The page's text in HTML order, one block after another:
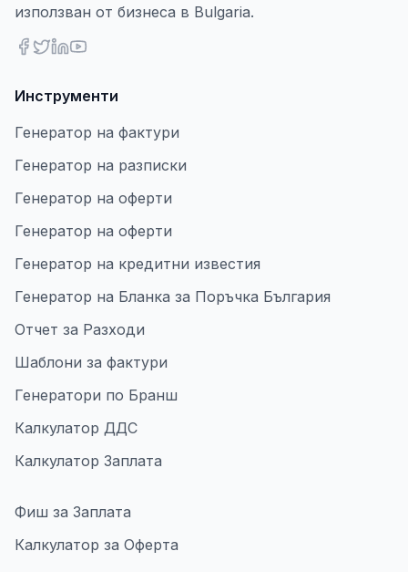
използван от бизнеса в Bulgaria.
Инструменти
Генератор на фактури
Генератор на разписки
Генератор на оферти
Генератор на оферти
Генератор на кредитни известия
Генератор на Бланка за Поръчка България
Отчет за Разходи
Шаблони за фактури
Генератори по Бранш
Калкулатор ДДС
Калкулатор Заплата
Фиш за Заплата
Калкулатор за Оферта